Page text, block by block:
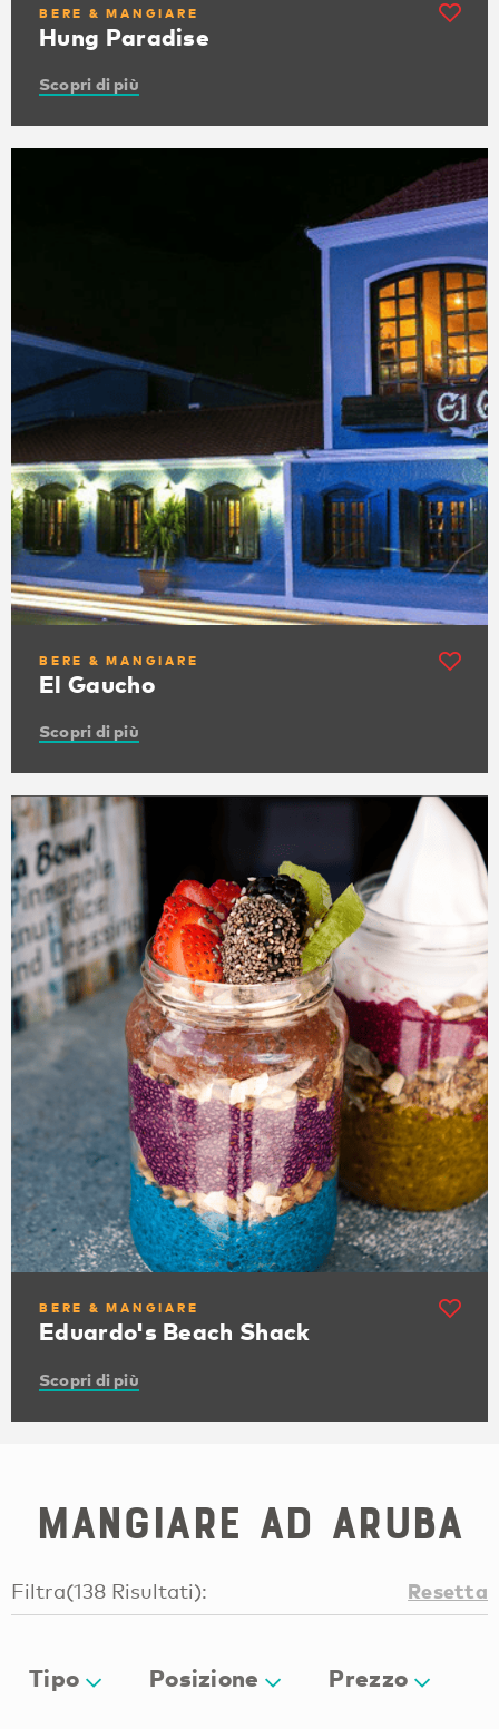
BERE & MANGIARE
Hung Paradise
Scopri di più
BERE & MANGIARE
El Gaucho
Scopri di più
BERE & MANGIARE
Eduardo's Beach Shack
Scopri di più
Mangiare ad Aruba
Filtra(138 Risultati): Resetta
Tipo Posizione Prezzo